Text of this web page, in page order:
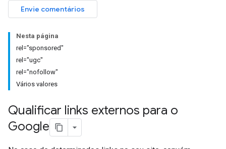
Envie comentários
Nesta página
rel="sponsored"
rel="ugc"
rel="nofollow"
Vários valores
Qualificar links externos para o
Google